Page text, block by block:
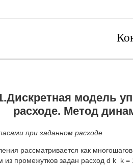
модель
расходе. Метод
при заданном расходе
рассматривается как
из промежутков задан расход d k k